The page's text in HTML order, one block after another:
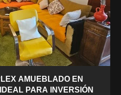
AMUEBLADO EN
PARA INVERSIÓN